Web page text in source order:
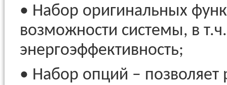
• Набор оригинальных
возможности системы, в
энергоэффективность;
• Набор опций –